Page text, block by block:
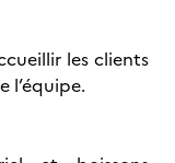
les clients
l’équipe.